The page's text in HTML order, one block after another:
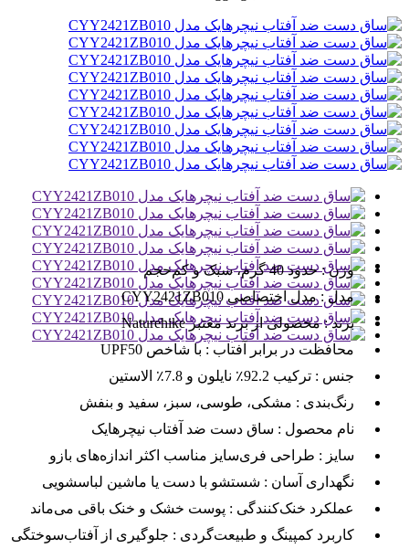
وزن :حدود 40 گرم، سبک و کم‌حجم
مدل :مدل اختصاصی CYY2421ZB010
برند :محصولی از برند معتبر Naturehike
محافظت در برابر آفتاب : با شاخص UPF50
جنس : ترکیب 92.2٪ نایلون و 7.8٪ الاستین
رنگ‌بندی : مشکی، طوسی، سبز، سفید و بنفش
نام محصول : ساق دست ضد آفتاب نیچرهایک
سایز : طراحی فری‌سایز مناسب اکثر اندازه‌های بازو
نگهداری آسان : شستشو با دست یا ماشین لباسشویی
عملکرد خنک‌کنندگی : پوست خشک و خنک باقی می‌ماند
کاربرد کمپینگ و طبیعت‌گردی : جلوگیری از آفتاب‌سوختگی